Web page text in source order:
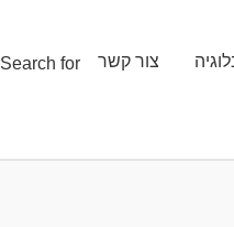
צור קשר Search for: